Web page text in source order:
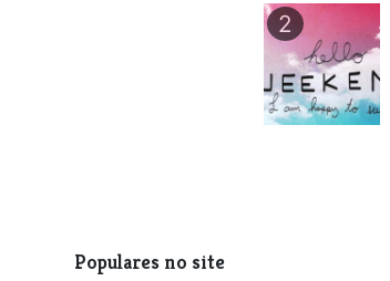
2
Populares no site